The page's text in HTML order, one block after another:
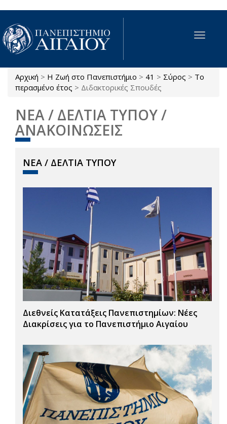
Παράκαμψη προς το κυρίως περιεχόμενο
Toggle
Είστε εδώ
Αρχική > Η Ζωή στο Πανεπιστήμιο > 41 > Σύρος > Το
περασμένο έτος > Διδακτορικές Σπουδές
ΝΕΑ / ΔΕΛΤΙΑ ΤΥΠΟΥ /
ΑΝΑΚΟΙΝΩΣΕΙΣ
ΝΕΑ / ΔΕΛΤΙΑ ΤΥΠΟΥ
Διεθνείς Κατατάξεις Πανεπιστημίων: Νέες
Διακρίσεις για το Πανεπιστήμιο Αιγαίου